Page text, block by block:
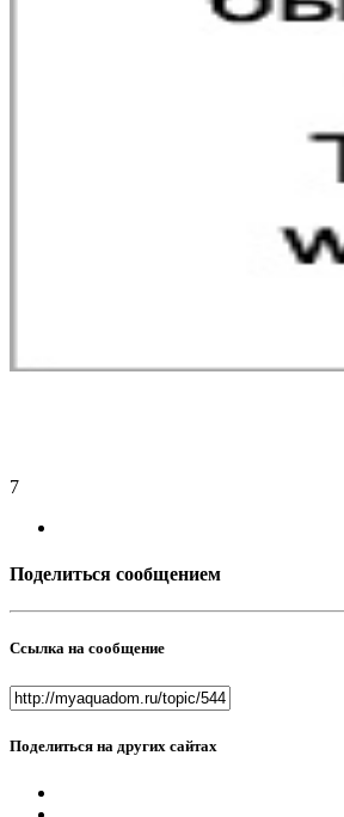
7
Поделиться сообщением
Ссылка на сообщение
Поделиться на других сайтах